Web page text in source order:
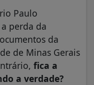
Paulo
perda da
da
de Minas Gerais
fica a
a verdade?